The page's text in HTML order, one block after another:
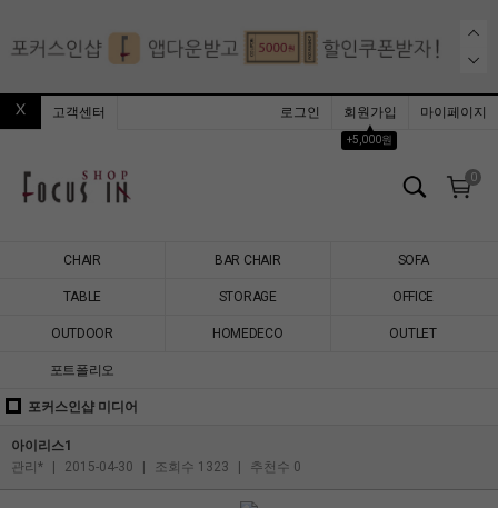
고객센터 로그인
회원가입
▲
+5,000원
마이페이지
0
CHAIR BAR CHAIR SOFA
TABLE STORAGE OFFICE
OUTDOOR HOMEDECO OUTLET
포트폴리오
포커스인샵 미디어
아이리스1
관리*
2015-04-30 조회수 1323 추천수 0